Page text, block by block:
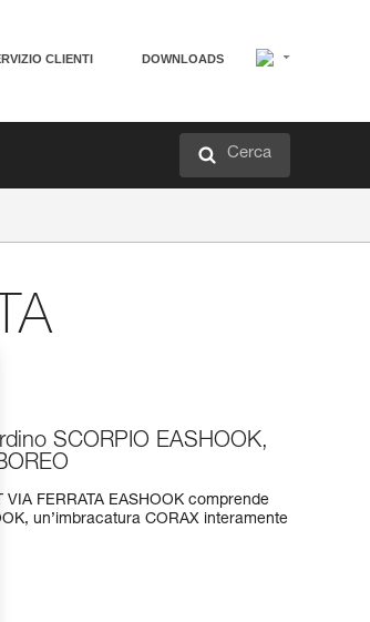
CLIENTI DOWNLOADS
Cerca
SCORPIO EASHOOK,
FERRATA EASHOOK comprende
un’imbracatura CORAX interamente